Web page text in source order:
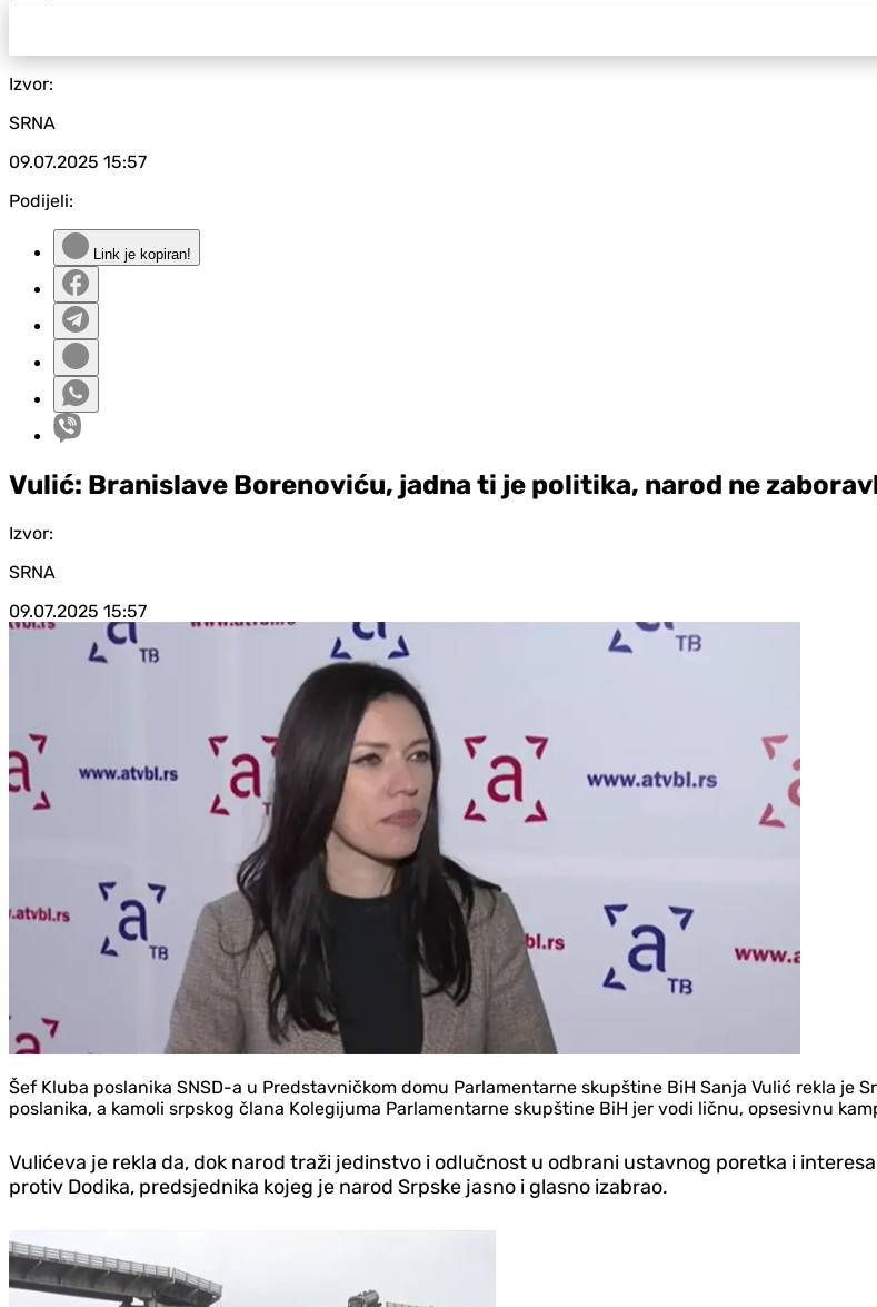
Izvor:
SRNA
09.07.2025 15:57
Podijeli:
Link je kopiran!
Vulić: Branislave Borenoviću, jadna ti je politika, narod ne
Izvor:
SRNA
09.07.2025 15:57
Šef Kluba poslanika SNSD-a u Predstavničkom domu Parlamentarne skupštine BiH Sanja Vulić rekla je
poslanika, a kamoli srpskog člana Kolegijuma Parlamentarne skupštine BiH jer vodi ličnu, opsesivnu
Vulićeva je rekla da, dok narod traži jedinstvo i odlučnost u odbrani ustavnog poretka i
protiv Dodika, predsjednika kojeg je narod Srpske jasno i glasno izabrao.